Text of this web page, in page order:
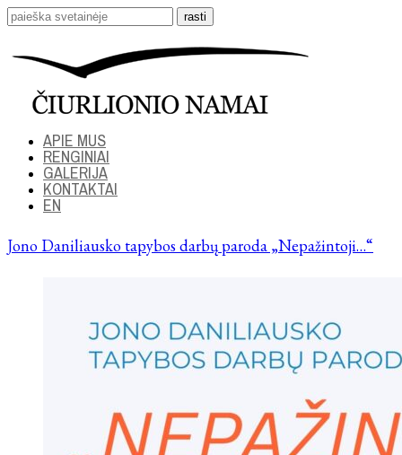
APIE MUS
RENGINIAI
GALERIJA
KONTAKTAI
EN
Jono Daniliausko tapybos darbų paroda „Nepažintoji…“